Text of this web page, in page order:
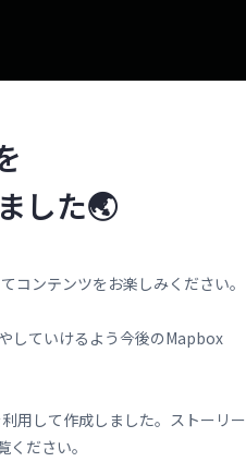
した🌏
コンテンツをお楽しみください。
していけるよう今後のMapbox
用して作成しました。ストーリー
ください。